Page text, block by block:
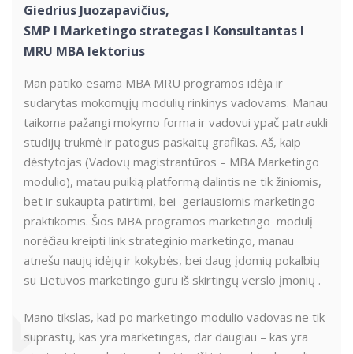
Giedrius Juozapavičius,
SMP I Marketingo strategas I Konsultantas I
MRU MBA lektorius
Man patiko esama MBA MRU programos idėja ir
sudarytas mokomųjų modulių rinkinys vadovams. Manau
taikoma pažangi mokymo forma ir vadovui ypač patraukli
studijų trukmė ir patogus paskaitų grafikas. Aš, kaip
dėstytojas (Vadovų magistrantūros – MBA Marketingo
modulio), matau puikią platformą dalintis ne tik žiniomis,
bet ir sukaupta patirtimi, bei geriausiomis marketingo
praktikomis. Šios MBA programos marketingo modulį
norėčiau kreipti link strateginio marketingo, manau
atnešu naujų idėjų ir kokybės, bei daug įdomių pokalbių
su Lietuvos marketingo guru iš skirtingų verslo įmonių .
Mano tikslas, kad po marketingo modulio vadovas ne tik
suprastų, kas yra marketingas, dar daugiau – kas yra